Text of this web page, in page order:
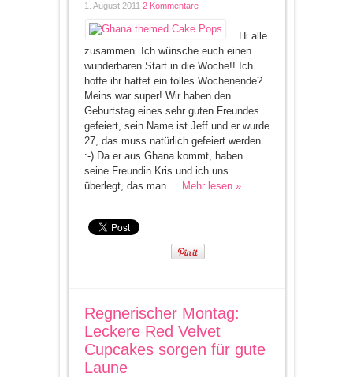
1. August 2011 2 Kommentare
Hi alle
zusammen. Ich wünsche euch einen
wunderbaren Start in die Woche!! Ich
hoffe ihr hattet ein tolles Wochenende?
Meins war super! Wir haben den
Geburtstag eines sehr guten Freundes
gefeiert, sein Name ist Jeff und er wurde
27, das muss natürlich gefeiert werden
:-) Da er aus Ghana kommt, haben
seine Freundin Kris und ich uns
überlegt, das man ... Mehr lesen »
Regnerischer Montag:
Leckere Red Velvet
Cupcakes sorgen für gute
Laune